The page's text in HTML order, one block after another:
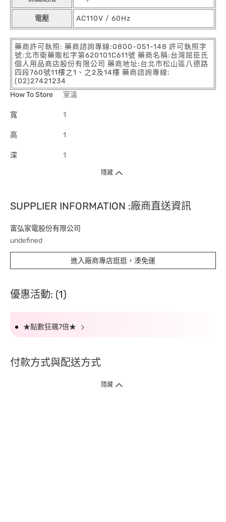
電壓 AC110V / 60Hz
藥商許可執照: 藥商諮詢專線:0800-051-148 許可執照字
號:北市衛藥販松字第620101C611號 藥商名稱:台灣屈臣氏
個人用品商店股份有限公司 藥商地址:台北市松山區八德路
四段760號11樓之1、之2及14樓 藥商諮詢專線:
(02)27421234
How To Store
室溫
寬 1
高 1
深 1
隱藏
SUPPLIER INFORMATION :廠商直送資訊
富弘家電股份有限公司
undefined
進入廠商專店逛逛，湊免運
優惠活動: (1)
★點數狂飆7倍★
付款方式與配送方式
隱藏